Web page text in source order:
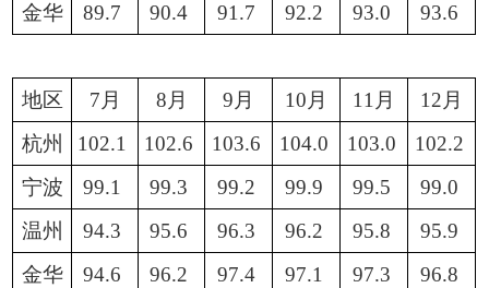
金华
89.7 90.4 91.7 92.2 93.0 93.6
地区 7月 8月 9月 10月 11月
12月
杭州
102.1 102.6 103.6 104.0 103.0
102.2
宁波
99.1 99.3 99.2 99.9 99.5
99.0
温州
94.3 95.6 96.3 96.2 95.8
95.9
金华
94.6 96.2 97.4 97.1 97.3
96.8